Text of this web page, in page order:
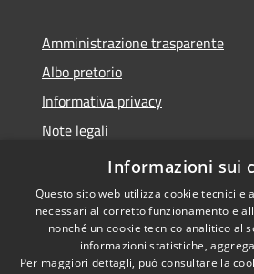
Amministrazione trasparente
Albo pretorio
Informativa privacy
Note legali
Dichiarazione di accessibilità
Informazioni sui
Questo sito web utilizza cookie tecnici e
necessari al corretto funzionamento e
nonché un cookie tecnico analitico al
informazioni statistiche,
Per maggiori dettagli, può consultare la